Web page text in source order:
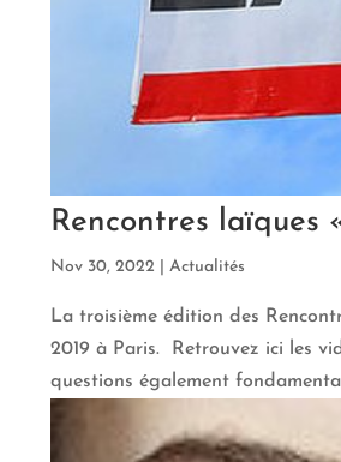
Rencontres laïques
Nov 30, 2022 Actualités
La troisième édition des
2019 à Paris. Retrouvez ici les
questions également